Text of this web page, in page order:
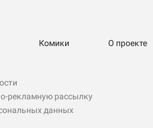
Комики О проекте
рекламную рассылку
данных